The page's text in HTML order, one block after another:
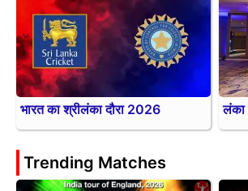
भारत का श्रीलंका दौरा 2026 लंका
Trending Matches